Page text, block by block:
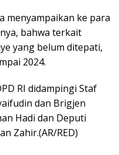
menyampaikan ke para
bahwa terkait
yang belum ditepati,
2024.
RI didampingi Staf
dan Brigjen
Hadi dan Deputi
Zahir.(AR/RED)